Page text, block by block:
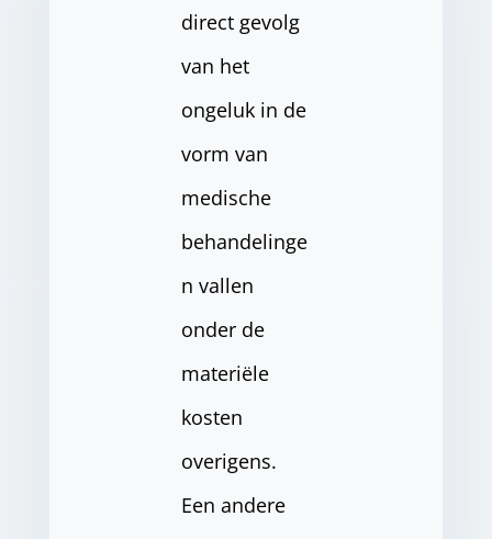
direct gevolg
van het
ongeluk in de
vorm van
medische
behandelinge
n vallen
onder de
materiële
kosten
overigens.
Een andere